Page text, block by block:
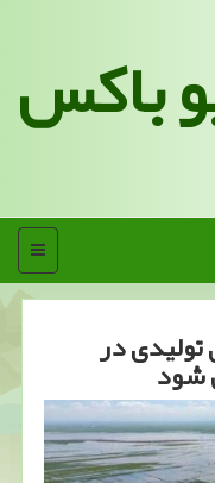
باکس
منو
در
شود